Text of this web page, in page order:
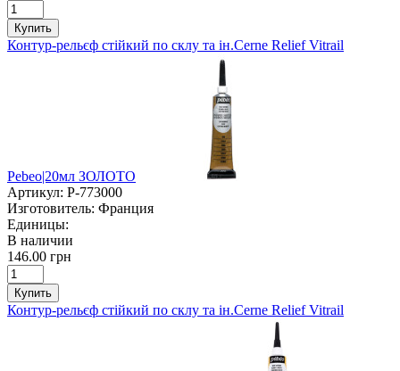
Купить
Контур-рельєф стійкий по склу та ін.Cerne Relief Vitrail
Pebeo|20мл ЗОЛОТО
Артикул: P-773000
Изготовитель: Франция
Единицы:
В наличии
146.00 грн
Купить
Контур-рельєф стійкий по склу та ін.Cerne Relief Vitrail